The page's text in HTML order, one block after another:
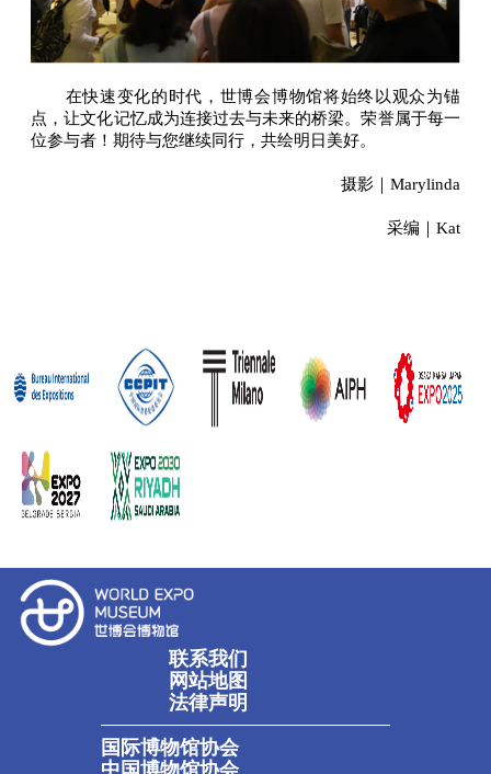
在快速变化的时代，世博会博物馆将始终以观众为锚
点，让文化记忆成为连接过去与未来的桥梁。荣誉属于每一
位参与者！期待与您继续同行，共绘明日美好。
摄影｜Marylinda
采编｜Kat
联系我们
网站地图
法律声明
国际博物馆协会